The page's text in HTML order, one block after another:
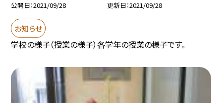
公開日 2021/09/28 更新日 2021/09/28
お知らせ
学校の様子（授業の様子）各学年の授業の様子です。